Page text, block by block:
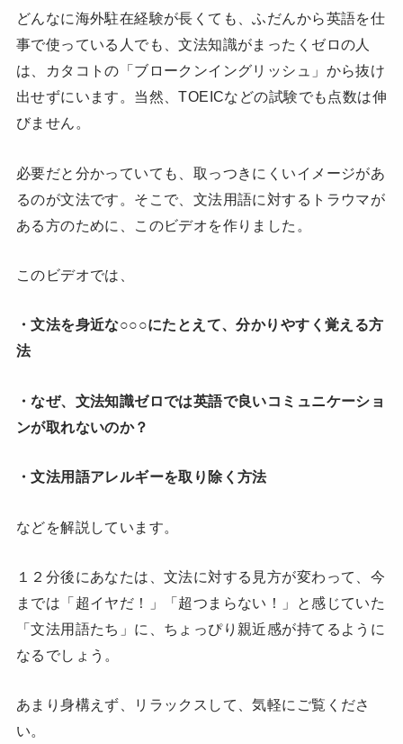
どんなに海外駐在経験が長くても、ふだんから英語を仕
事で使っている人でも、文法知識がまったくゼロの人
は、カタコトの「ブロークンイングリッシュ」から抜け
出せずにいます。当然、TOEICなどの試験でも点数は伸
びません。
必要だと分かっていても、取っつきにくいイメージがあ
るのが文法です。そこで、文法用語に対するトラウマが
ある方のために、このビデオを作りました。
このビデオでは、
・文法を身近な○○○にたとえて、分かりやすく覚える方
法
・なぜ、文法知識ゼロでは英語で良いコミュニケーショ
ンが取れないのか？
・文法用語アレルギーを取り除く方法
などを解説しています。
１２分後にあなたは、文法に対する見方が変わって、今
までは「超イヤだ！」「超つまらない！」と感じていた
「文法用語たち」に、ちょっぴり親近感が持てるように
なるでしょう。
あまり身構えず、リラックスして、気軽にご覧くださ
い。